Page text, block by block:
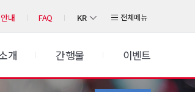
내 FAQ KR 전체메뉴
개 간행물 이벤트